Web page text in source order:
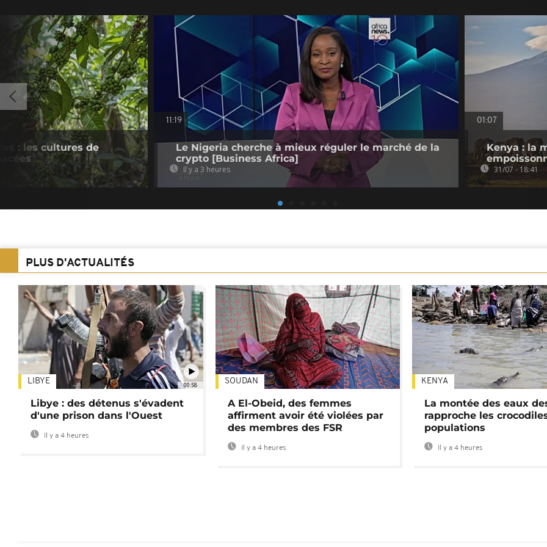
: les cultures de
11:19
Le Nigeria cherche à mieux réguler le marché de la
crypto [Business Africa]
Il y a 3 heures
01:07
Kenya : la
31/07 - 18:41
PLUS D'ACTUALITÉS
00:58
LIBYE
Libye : des détenus s'évadent
d'une prison dans l'Ouest
Il y a 4 heures
SOUDAN
A El-Obeid, des femmes
affirment avoir été violées par
des membres des FSR
Il y a 4 heures
KENYA
La montée des eaux
rapproche les
populations
Il y a 4 heures